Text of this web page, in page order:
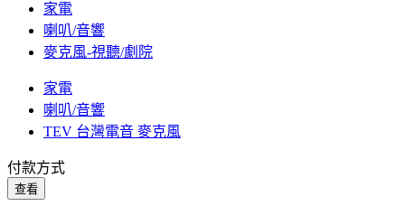
家電
喇叭/音響
麥克風-視聽/劇院
家電
喇叭/音響
TEV 台灣電音 麥克風
付款方式
查看